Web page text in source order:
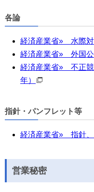
各論
経済産業省» 水際
経済産業省» 外国公
経済産業省» 不正競
年）
指針・パンフレット等
経済産業省» 指針、
営業秘密